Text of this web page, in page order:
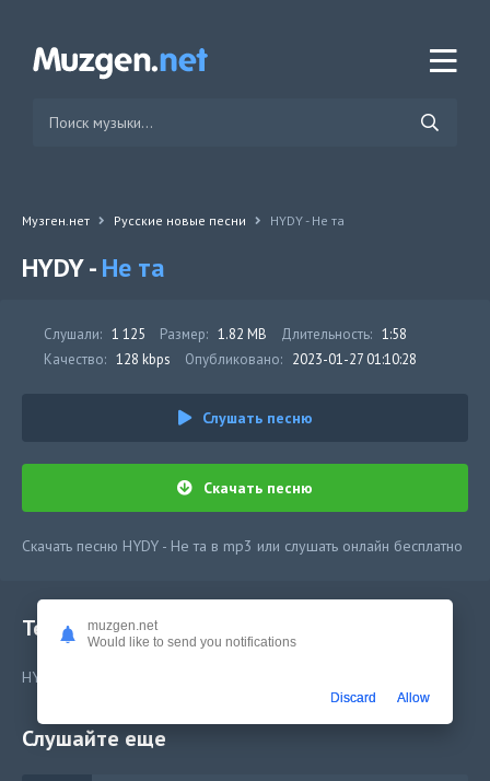
Музген.нет Русские новые песни HYDY - Не та
HYDY -Не та
Слушали: 1 125 Размер: 1.82 MB Длительность: 1:58
Качество: 128 kbps Опубликовано: 2023-01-27 01:10:28
Слушать песню
Скачать песню
Скачать песню HYDY - Не та в mp3 или слушать онлайн бесплатно
Текст песни
HYDY - Не та
Слушайте еще
muzgen.net
Would like to send you notifications
Discard Allow